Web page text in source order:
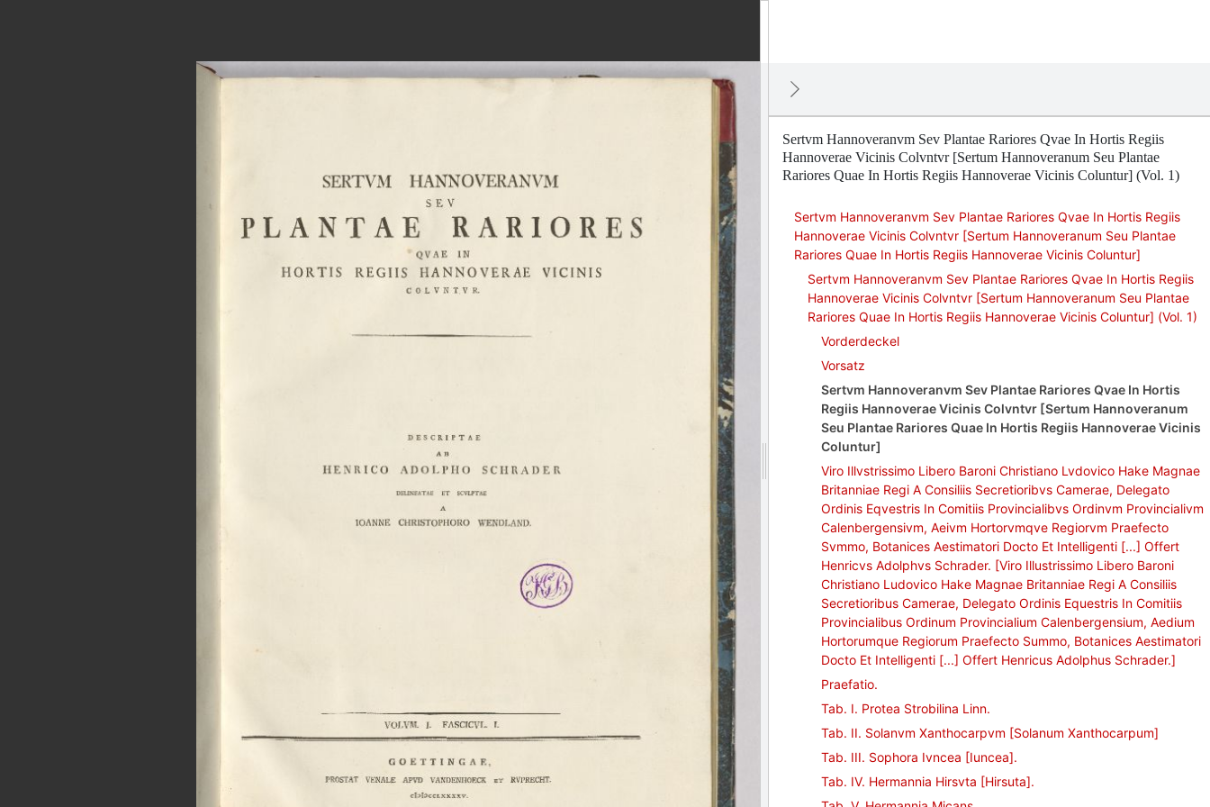
Sertvm Hannoveranvm Sev Plantae Rariores Qvae In Hortis Regiis
Hannoverae Vicinis Colvntvr [Sertum Hannoveranum Seu Plantae
Rariores Quae In Hortis Regiis Hannoverae Vicinis Coluntur] (Vol. 1)
Sertvm Hannoveranvm Sev Plantae Rariores Qvae In Hortis Regiis
Hannoverae Vicinis Colvntvr [Sertum Hannoveranum Seu Plantae
Rariores Quae In Hortis Regiis Hannoverae Vicinis Coluntur]
Sertvm Hannoveranvm Sev Plantae Rariores Qvae In Hortis Regiis
Hannoverae Vicinis Colvntvr [Sertum Hannoveranum Seu Plantae
Rariores Quae In Hortis Regiis Hannoverae Vicinis Coluntur] (Vol. 1)
Vorderdeckel
Vorsatz
Sertvm Hannoveranvm Sev Plantae Rariores Qvae In Hortis
Regiis Hannoverae Vicinis Colvntvr [Sertum Hannoveranum
Seu Plantae Rariores Quae In Hortis Regiis Hannoverae Vicinis
Coluntur]
Viro Illvstrissimo Libero Baroni Christiano Lvdovico Hake Magnae
Britanniae Regi A Consiliis Secretioribvs Camerae, Delegato
Ordinis Eqvestris In Comitiis Provincialibvs Ordinvm Provincialivm
Calenbergensivm, Aeivm Hortorvmqve Regiorvm Praefecto
Svmmo, Botanices Aestimatori Docto Et Intelligenti [...] Offert
Henricvs Adolphvs Schrader. [Viro Illustrissimo Libero Baroni
Christiano Ludovico Hake Magnae Britanniae Regi A Consiliis
Secretioribus Camerae, Delegato Ordinis Equestris In Comitiis
Provincialibus Ordinum Provincialium Calenbergensium, Aedium
Hortorumque Regiorum Praefecto Summo, Botanices Aestimatori
Docto Et Intelligenti [...] Offert Henricus Adolphus Schrader.]
Praefatio.
Tab. I. Protea Strobilina Linn.
Tab. II. Solanvm Xanthocarpvm [Solanum Xanthocarpum]
Tab. III. Sophora Ivncea [Iuncea].
Tab. IV. Hermannia Hirsvta [Hirsuta].